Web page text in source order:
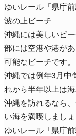
ゆいレール「県庁
波の上ビーチ
沖縄には美しいビ
部には空港や港が
可能なビーチです。
沖縄では例年3月中
れから半年以上は
沖縄を訪れるなら
い海を満喫しましょ
ゆいレール「県庁